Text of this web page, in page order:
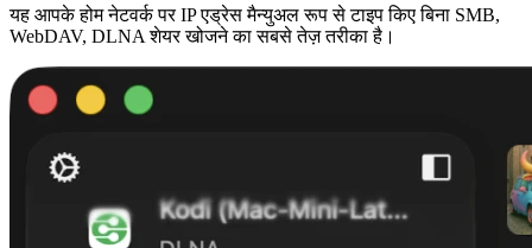
यह आपके होम नेटवर्क पर IP एड्रेस मैन्युअल रूप से टाइप किए बिना SMB,
WebDAV, DLNA शेयर खोजने का सबसे तेज़ तरीका है।